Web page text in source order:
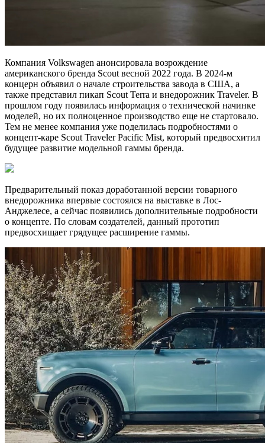
Компания Volkswagen анонсировала возрождение
американского бренда Scout весной 2022 года. В 2024-м
концерн объявил о начале строительства завода в США, а
также представил пикап Scout Terra и внедорожник Traveler. В
прошлом году появилась информация о технической начинке
моделей, но их полноценное производство еще не стартовало.
Тем не менее компания уже поделилась подробностями о
концепт-каре Scout Traveler Pacific Mist, который предвосхитил
будущее развитие модельной гаммы бренда.
Предварительный показ доработанной версии товарного
внедорожника впервые состоялся на выставке в Лос-
Анджелесе, а сейчас появились дополнительные подробности
о концепте. По словам создателей, данный прототип
предвосхищает грядущее расширение гаммы.